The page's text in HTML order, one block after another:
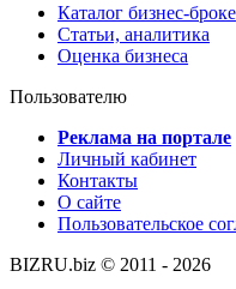
Каталог бизнес-
Статьи, аналитика
Оценка бизнеса
Пользователю
Реклама на портале
Личный кабинет
Контакты
О сайте
Пользовательское
BIZRU.biz © 2011 - 2026